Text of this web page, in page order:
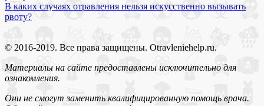
В каких случаях отравления нельзя искусственно вызывать
рвоту?
© 2016-2019. Все права защищены. Otravleniehelp.ru.
Материалы на сайте предоставлены исключительно для
ознакомления.
Они не смогут заменить квалифицированную помощь врача.